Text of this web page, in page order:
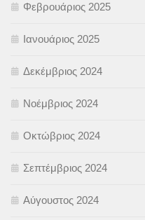
Φεβρουάριος 2025
Ιανουάριος 2025
Δεκέμβριος 2024
Νοέμβριος 2024
Οκτώβριος 2024
Σεπτέμβριος 2024
Αύγουστος 2024